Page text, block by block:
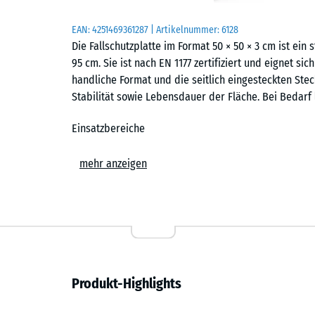
EAN:4251469361287 | Artikelnummer:6128
Die Fallschutzplatte im Format 50 × 50 × 3 cm ist
95 cm. Sie ist nach EN 1177 zertifiziert und eignet
handliche Format und die seitlich eingesteckten
Stabilität sowie Lebensdauer der Fläche. Bei
Einsatzbereiche
Die 3 cm starke Fallschutzplatte wird überall dort
Pflege findet der elastische Bodenbelag
Die Fallschutzplatte besteht aus PU-gebundenem
mehr anzeigen
Produkt-Highlights